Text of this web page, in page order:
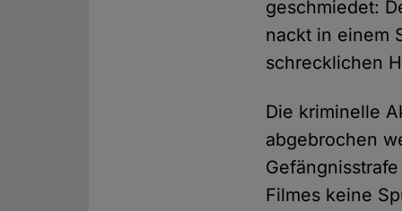
geschmiedet:
nackt in einem
schrecklichen
Die kriminelle
abgebrochen
Filmes keine